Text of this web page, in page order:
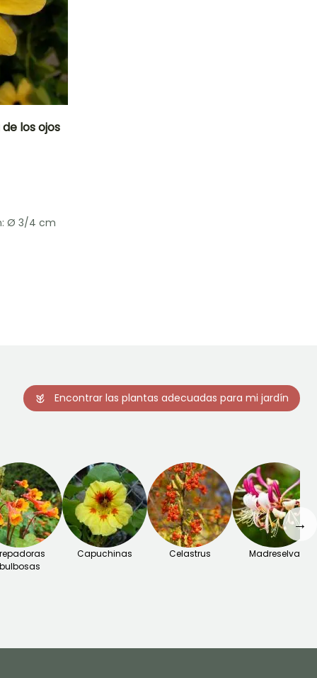
los ojos
Ø 3/4 cm
Encontrar las plantas adecuadas para mi jardín
bulbosas
Capuchinas Celastrus Madreselva
→